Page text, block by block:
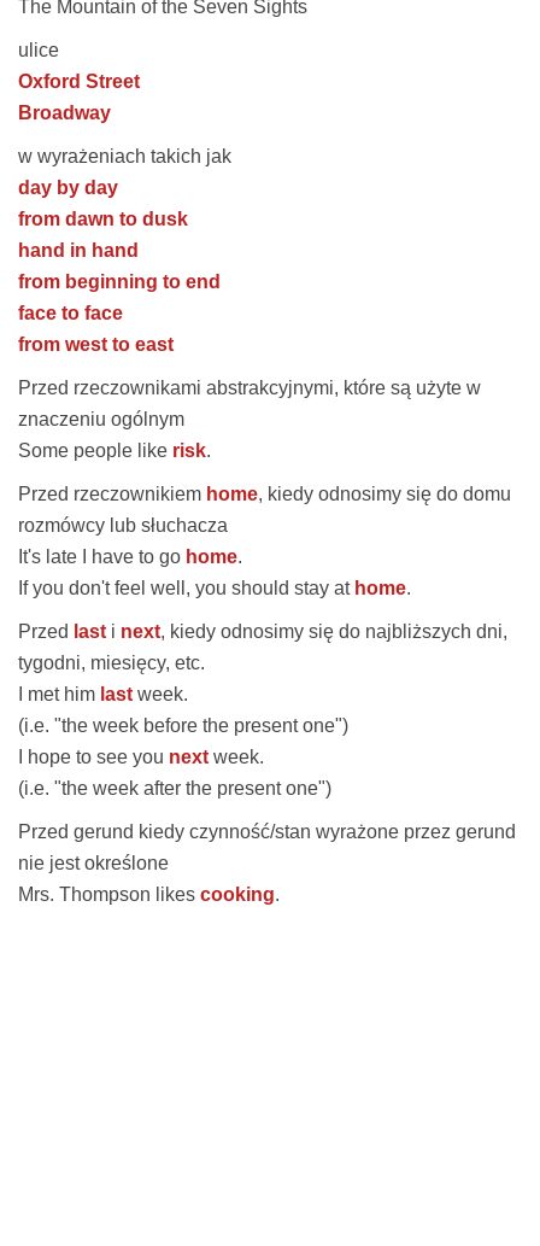
The Mountain of the Seven Sights
ulice
Oxford Street
Broadway
w wyrażeniach takich jak
day by day
from dawn to dusk
hand in hand
from beginning to end
face to face
from west to east
Przed rzeczownikami abstrakcyjnymi, które są użyte w
znaczeniu ogólnym
Some people like risk.
Przed rzeczownikiem home, kiedy odnosimy się do domu
rozmówcy lub słuchacza
It's late I have to go home.
If you don't feel well, you should stay at home.
Przed last i next, kiedy odnosimy się do najbliższych dni,
tygodni, miesięcy, etc.
I met him last week.
(i.e. "the week before the present one")
I hope to see you next week.
(i.e. "the week after the present one")
Przed gerund kiedy czynność/stan wyrażone przez gerund
nie jest określone
Mrs. Thompson likes cooking.